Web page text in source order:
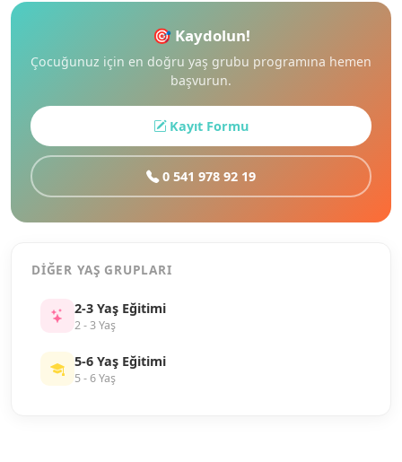
🎯 Kaydolun!
Çocuğunuz için en doğru yaş grubu programına hemen
başvurun.
Kayıt Formu
0 541 978 92 19
DIĞER YAŞ GRUPLARI
2-3 Yaş Eğitimi
2 - 3 Yaş
5-6 Yaş Eğitimi
5 - 6 Yaş